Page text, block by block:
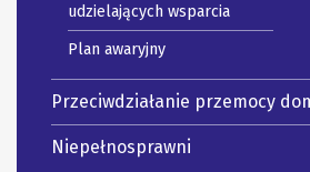
udzielających wsparcia
Plan awaryjny
Przeciwdziałanie przemocy
Niepełnosprawni